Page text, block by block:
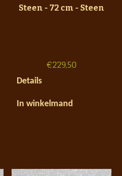
Steen - 72 cm - Steen
€229,50
Details
In winkelmand